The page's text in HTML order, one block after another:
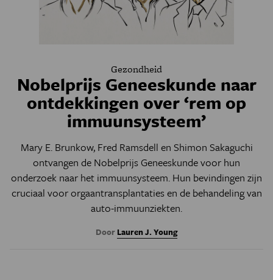
Gezondheid
Nobelprijs Geneeskunde naar
ontdekkingen over ‘rem op
immuunsysteem’
Mary E. Brunkow, Fred Ramsdell en Shimon Sakaguchi
ontvangen de Nobelprijs Geneeskunde voor hun
onderzoek naar het immuunsysteem. Hun bevindingen zijn
cruciaal voor orgaantransplantaties en de behandeling van
auto-immuunziekten.
Door Lauren J. Young